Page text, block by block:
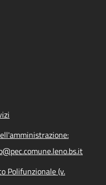
Polifunzionale (v.